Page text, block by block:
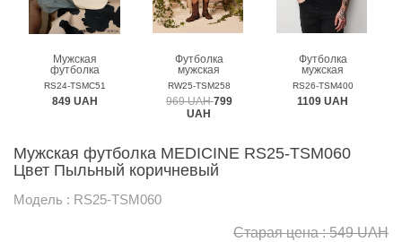
Мужская
футболка
MEDICINE
RS24-TSMC51
849 UAH
Футболка
мужская
MEDICINE
RW25-TSM258
969 UAH799
UAH
Футболка
мужская
MEDICINE
RS26-TSM400
1109 UAH
Мужская футболка MEDICINE RS25-TSM060
Цвет Пыльный коричневый
Модель : RS25-TSM060
Старая цена : 549 UAH